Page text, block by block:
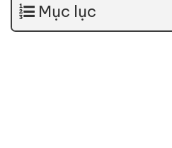
Mục lục